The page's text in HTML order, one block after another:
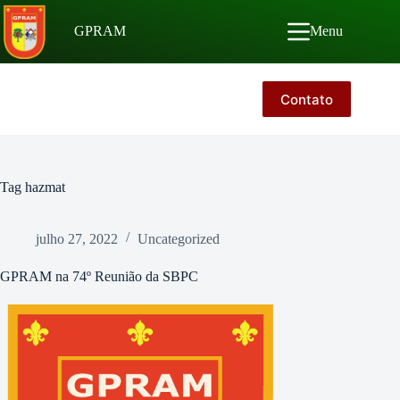
Pular
para
o
conteúdo
GPRAM Menu
Contato
Tag hazmat
julho 27, 2022 Uncategorized
GPRAM na 74º Reunião da SBPC